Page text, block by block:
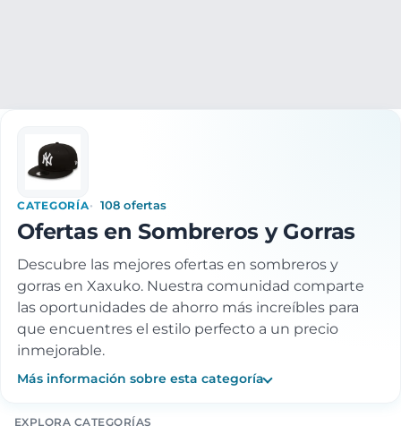
CATEGORÍA 108 ofertas
Ofertas en Sombreros y Gorras
Descubre las mejores ofertas en sombreros y
gorras en Xaxuko. Nuestra comunidad comparte
las oportunidades de ahorro más increíbles para
que encuentres el estilo perfecto a un precio
inmejorable.
Más información sobre esta categoría
EXPLORA CATEGORÍAS